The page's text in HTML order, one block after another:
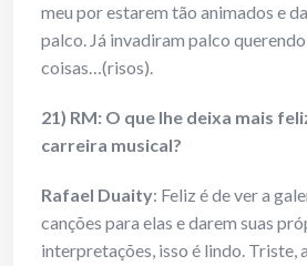
meu por estarem tão animados e
palco. Já invadiram palco
coisas…(risos).
21) RM: O que lhe deixa mais
carreira musical?
Rafael Duaity: Feliz é de ver a
canções para elas e darem suas
interpretações, isso é lindo. Triste,